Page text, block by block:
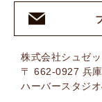
株式会社シュゼッ
〒 662-0927 兵
ハーバースタジ